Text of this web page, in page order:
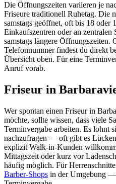
Die Öffnungszeiten variieren je
Friseure traditionell Ruhetag. Die
samstags geöffnet, oft bis 18 oder
Einkaufszentren oder an zentralen
samstags längere Öffnungszeiten.
Telefonnummer findest du direkt
Übersicht oben. Für eine
Anruf vorab.
Friseur in
Wer spontan einen Friseur in
möchte, sollte wissen, dass viele
Terminvergabe arbeiten. Es lohnt
nachzufragen — oft gibt es
explizit Walk-in-Kunden
Mittagszeit oder kurz vor
häufig möglich. Für
Barber-Shops in der Umgebung —